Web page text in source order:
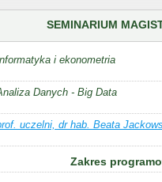
SEMINARIUM
i ekonometria
Danych - Big Data
uczelni, dr hab. Beata
Zakres